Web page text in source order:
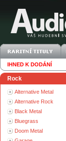
IHNED K DODÁNÍ
Rock
Alternative Metal
Alternative Rock
Black Metal
Bluegrass
Doom Metal